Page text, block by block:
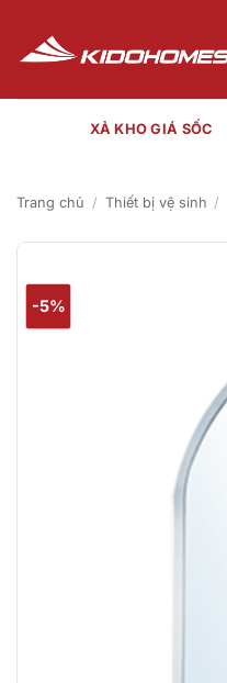
nội
dung
XẢ KHO GIÁ SỐC
Trang chủ / Thiết bị vệ sinh /
-5%